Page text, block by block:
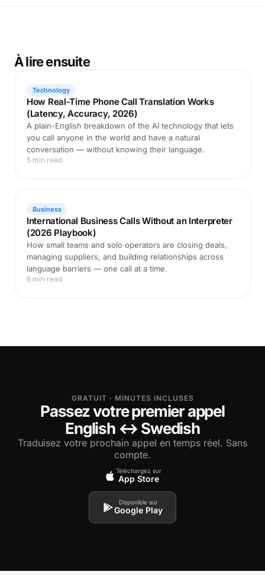
À lire ensuite
Technology
How Real-Time Phone Call Translation Works
(Latency, Accuracy, 2026)
A plain-English breakdown of the AI technology that lets
you call anyone in the world and have a natural
conversation — without knowing their language.
5 min read
Business
International Business Calls Without an Interpreter
(2026 Playbook)
How small teams and solo operators are closing deals,
managing suppliers, and building relationships across
language barriers — one call at a time.
6 min read
GRATUIT · MINUTES INCLUSES
Passez votre premier appel
English ↔ Swedish
Traduisez votre prochain appel en temps réel. Sans
compte.
Téléchargez sur
App Store
Disponible sur
Google Play